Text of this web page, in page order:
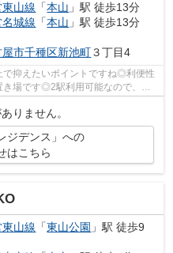
山線 「本山 」駅 徒歩13分
城線 「本山 」駅 徒歩13分
屋市千種区新池町３丁目4
抑えたいポイントですね◎利便性
き場です◎2駅利用可能なので、用
りません。
ジデンス」への
はこちら
山線 「東山公園 」駅 徒歩9